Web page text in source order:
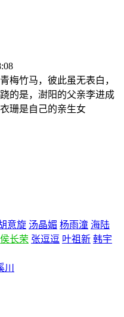
梅竹马，彼此虽无表白，
的是，澍阳的父亲李进成
珊是自己的亲生女
意旋 汤晶媚 杨雨潼 海陆
侯长荣 张逗逗 叶祖新 韩宇
川